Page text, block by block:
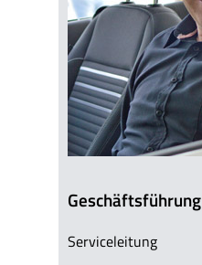
Geschäftsführung
Serviceleitung